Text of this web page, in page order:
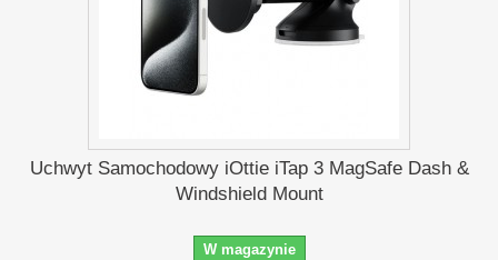
Uchwyt Samochodowy iOttie iTap 3 MagSafe Dash &
Windshield Mount
W magazynie